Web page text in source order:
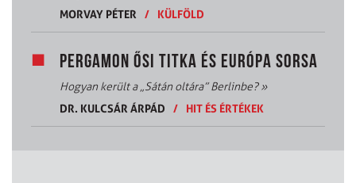
MORVAY PÉTER
/ KÜLFÖLD
PERGAMON ŐSI TITKA ÉS EURÓPA SORSA
Hogyan került a „Sátán oltára” Berlinbe?»
DR. KULCSÁR ÁRPÁD
/ HIT ÉS ÉRTÉKEK